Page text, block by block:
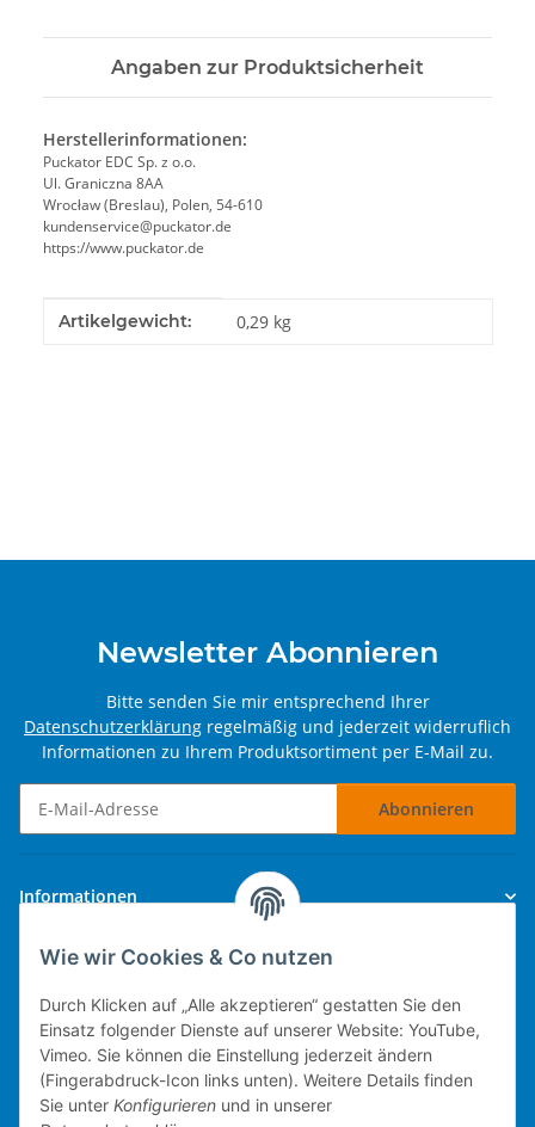
Wie wir Cookies & Co nutzen
Durch Klicken auf „Alle akzeptieren“ gestatten Sie den
Einsatz folgender Dienste auf unserer Website: YouTube,
Vimeo. Sie können die Einstellung jederzeit ändern
(Fingerabdruck-Icon links unten). Weitere Details finden
Sie unter Konfigurieren und in unserer
Angaben zur Produktsicherheit
Herstellerinformationen:
Puckator EDC Sp. z o.o.
Ul. Graniczna 8AA
Wrocław (Breslau), Polen, 54-610
kundenservice@puckator.de
https://www.puckator.de
Produkteigenschaft
Wert
Artikelgewicht: 0,29 kg
Newsletter Abonnieren
Bitte senden Sie mir entsprechend Ihrer
Datenschutzerklärung regelmäßig und jederzeit widerruflich
Informationen zu Ihrem Produktsortiment per E-Mail zu.
Abonnieren
Informationen
Gesetzliche Informationen
Technische Umsetzung.